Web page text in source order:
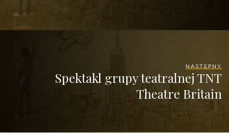
NASTĘPNY
Spektakl grupy teatralnej TNT
Theatre Britain